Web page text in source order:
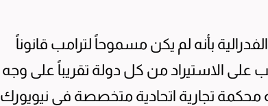
بأنه لم يكن مسموحاً لترامب قانوناً
على الاستيراد من كل دولة تقريباً على وجه
محكمة تجارية اتحادية متخصصة في نيويورك